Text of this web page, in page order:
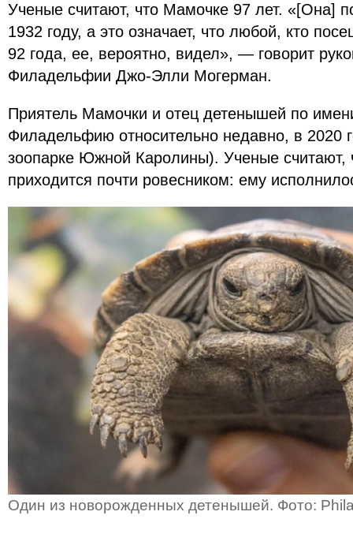
Ученые считают, что Мамочке 97 лет. «[Она]
1932 году, а это означает, что любой, кто
92 года, ее, вероятно, видел», — говорит
Филадельфии Джо-Элли Могерман.
Приятель Мамочки и отец детенышей по
Филадельфию относительно недавно, в 2020
зоопарке Южной Каролины). Ученые считают,
приходится почти ровесником: ему
Один из новорожденных детенышей. Фото: